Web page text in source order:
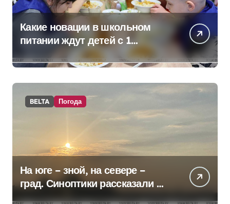
Какие новации в школьном
питании ждут детей с 1
сентября, рассказали в
правительстве
BELTA Погода
На юге – зной, на севере –
град. Синоптики рассказали о
погоде на сегодня